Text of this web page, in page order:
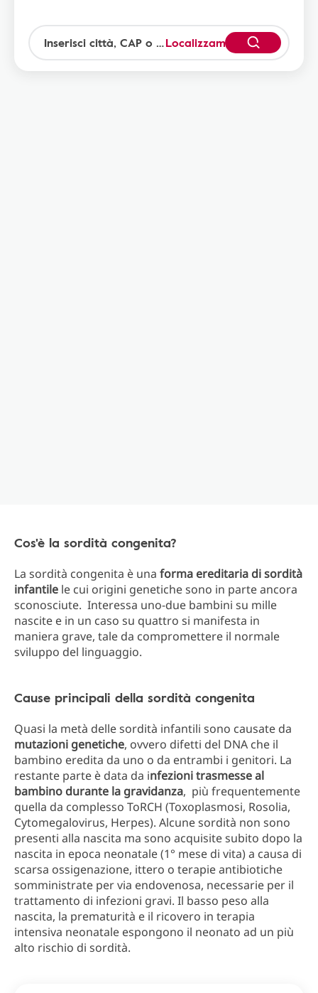
Localizzami
Cos'è la sordità congenita?
La sordità congenita è una forma ereditaria di sordità
infantile le cui origini genetiche sono in parte ancora
sconosciute. Interessa uno-due bambini su mille
nascite e in un caso su quattro si manifesta in
maniera grave, tale da compromettere il normale
sviluppo del linguaggio.
Cause principali della sordità congenita
Quasi la metà delle sordità infantili sono causate da
mutazioni genetiche, ovvero difetti del DNA che il
bambino eredita da uno o da entrambi i genitori. La
restante parte è data da infezioni trasmesse al
bambino durante la gravidanza, più frequentemente
quella da complesso ToRCH (Toxoplasmosi, Rosolia,
Cytomegalovirus, Herpes). Alcune sordità non sono
presenti alla nascita ma sono acquisite subito dopo la
nascita in epoca neonatale (1° mese di vita) a causa di
scarsa ossigenazione, ittero o terapie antibiotiche
somministrate per via endovenosa, necessarie per il
trattamento di infezioni gravi. Il basso peso alla
nascita, la prematurità e il ricovero in terapia
intensiva neonatale espongono il neonato ad un più
alto rischio di sordità.